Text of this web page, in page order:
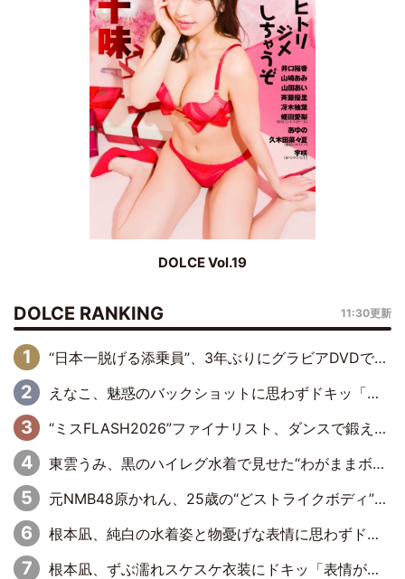
DOLCE Vol.19
DOLCE RANKING 11:30更新
“日本一脱げる添乗員”、3年ぶりにグラビアDVDで復活 31歳の艶やかな表情がさえわたる
えなこ、魅惑のバックショットに思わずドキッ「世界最高レベルの美しさ」「クールビューティーで良き」「ポーズも表情も完璧」
“ミスFLASH2026”ファイナリスト、ダンスで鍛え上げた健康的な美ボディー披露
東雲うみ、黒のハイレグ水着で見せた“わがままボディ”がたまらない「うみちゃんカワイイ」「全てがステキな女神さま」「魅力的です」
元NMB48原かれん、25歳の“どストライクボディ”をバリで解禁 169cmモデル体形で挑む初の本格グラビア
根本凪、純白の水着姿と物憂げな表情に思わずドキドキ…「ステキなお写真」「透明感がスゴい」
根本凪、ずぶ濡れスケスケ衣装にドキッ「表情が良過ぎる」「ねもちゃんの眼差しにドキドキが止まらない」